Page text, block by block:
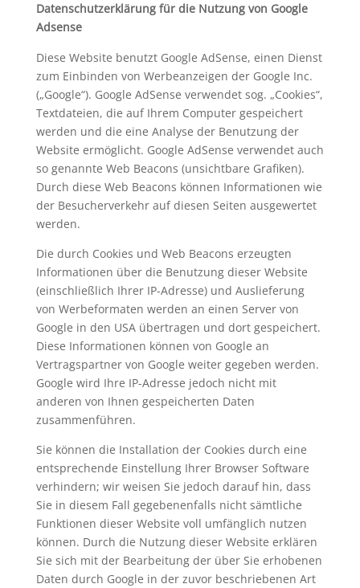
Datenschutzerklärung für die Nutzung von Google
Adsense
Diese Website benutzt Google AdSense, einen Dienst
zum Einbinden von Werbeanzeigen der Google Inc.
(„Google“). Google AdSense verwendet sog. „Cookies“,
Textdateien, die auf Ihrem Computer gespeichert
werden und die eine Analyse der Benutzung der
Website ermöglicht. Google AdSense verwendet auch
so genannte Web Beacons (unsichtbare Grafiken).
Durch diese Web Beacons können Informationen wie
der Besucherverkehr auf diesen Seiten ausgewertet
werden.
Die durch Cookies und Web Beacons erzeugten
Informationen über die Benutzung dieser Website
(einschließlich Ihrer IP-Adresse) und Auslieferung
von Werbeformaten werden an einen Server von
Google in den USA übertragen und dort gespeichert.
Diese Informationen können von Google an
Vertragspartner von Google weiter gegeben werden.
Google wird Ihre IP-Adresse jedoch nicht mit
anderen von Ihnen gespeicherten Daten
zusammenführen.
Sie können die Installation der Cookies durch eine
entsprechende Einstellung Ihrer Browser Software
verhindern; wir weisen Sie jedoch darauf hin, dass
Sie in diesem Fall gegebenenfalls nicht sämtliche
Funktionen dieser Website voll umfänglich nutzen
können. Durch die Nutzung dieser Website erklären
Sie sich mit der Bearbeitung der über Sie erhobenen
Daten durch Google in der zuvor beschriebenen Art